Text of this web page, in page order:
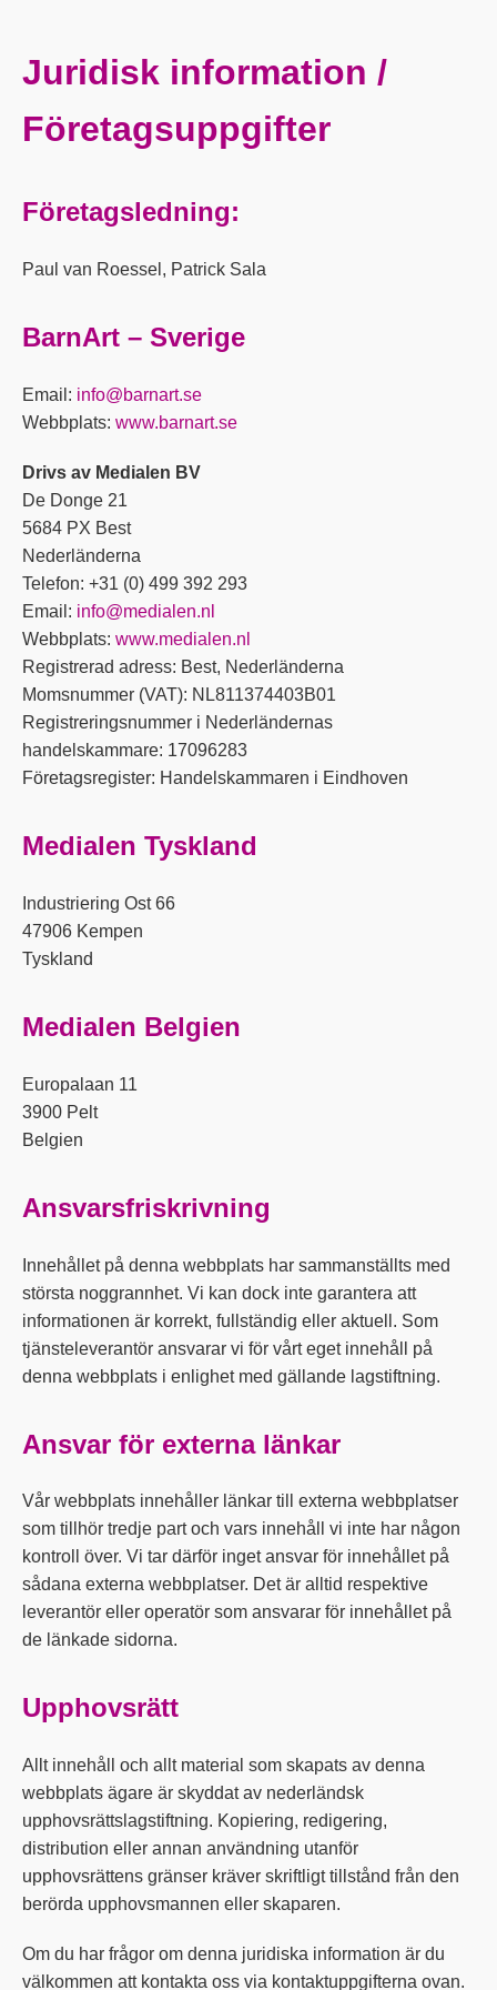
Juridisk information /
Företagsuppgifter
Företagsledning:
Paul van Roessel, Patrick Sala
BarnArt – Sverige
Email: info@barnart.se
Webbplats: www.barnart.se
Drivs av Medialen BV
De Donge 21
5684 PX Best
Nederländerna
Telefon: +31 (0) 499 392 293
Email: info@medialen.nl
Webbplats: www.medialen.nl
Registrerad adress: Best, Nederländerna
Momsnummer (VAT): NL811374403B01
Registreringsnummer i Nederländernas
handelskammare: 17096283
Företagsregister: Handelskammaren i Eindhoven
Medialen Tyskland
Industriering Ost 66
47906 Kempen
Tyskland
Medialen Belgien
Europalaan 11
3900 Pelt
Belgien
Ansvarsfriskrivning
Innehållet på denna webbplats har sammanställts med
största noggrannhet. Vi kan dock inte garantera att
informationen är korrekt, fullständig eller aktuell. Som
tjänsteleverantör ansvarar vi för vårt eget innehåll på
denna webbplats i enlighet med gällande lagstiftning.
Ansvar för externa länkar
Vår webbplats innehåller länkar till externa webbplatser
som tillhör tredje part och vars innehåll vi inte har någon
kontroll över. Vi tar därför inget ansvar för innehållet på
sådana externa webbplatser. Det är alltid respektive
leverantör eller operatör som ansvarar för innehållet på
de länkade sidorna.
Upphovsrätt
Allt innehåll och allt material som skapats av denna
webbplats ägare är skyddat av nederländsk
upphovsrättslagstiftning. Kopiering, redigering,
distribution eller annan användning utanför
upphovsrättens gränser kräver skriftligt tillstånd från den
berörda upphovsmannen eller skaparen.
Om du har frågor om denna juridiska information är du
välkommen att kontakta oss via kontaktuppgifterna ovan.